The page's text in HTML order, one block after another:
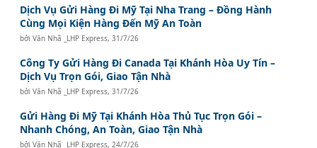
Dịch Vụ Gửi Hàng Đi Mỹ Tại Nha Trang – Đồng Hành
Cùng Mọi Kiện Hàng Đến Mỹ An Toàn
bởiVăn Nhã _LHP Express,31/7/26
Công Ty Gửi Hàng Đi Canada Tại Khánh Hòa Uy Tín –
Dịch Vụ Trọn Gói, Giao Tận Nhà
bởiVăn Nhã _LHP Express,31/7/26
Gửi Hàng Đi Mỹ Tại Khánh Hòa Thủ Tục Trọn Gói –
Nhanh Chóng, An Toàn, Giao Tận Nhà
bởiVăn Nhã _LHP Express,24/7/26